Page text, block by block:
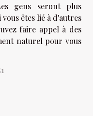
gens seront plus
êtes lié à d'autres
faire appel à des
naturel pour vous